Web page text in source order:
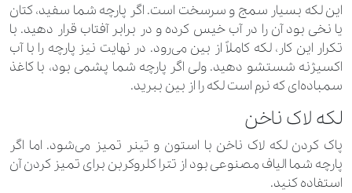
این لکه بسیار سمج و سرسخت است. اگر پارچه شما سفید، کتان
یا نخی بود آن را در آب خیس کرده و در برابر آفتاب قرار دهید. با
تکرار این کار، لکه کاملاً از بین می‌رود. در نهایت نیز پارچه را با آب
اکسیژنه شستشو دهید. ولی اگر پارچه شما پشمی بود، با کاغذ
سمباده‌ای که نرم است لکه را از بین ببرید.
لکه لاک ناخن
پاک کردن لکه لاک ناخن با استون و تینر تمیز می‌شود. اما اگر
پارچه شما الیاف مصنوعی بود از تترا کلروکربن برای تمیز کردن آن
استفاده کنید.